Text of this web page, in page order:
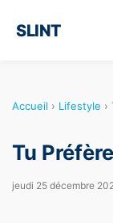
SLINT
Accueil › Lifestyle ›
Tu
jeudi 25 décembre